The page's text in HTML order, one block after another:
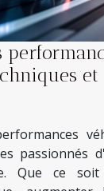
et
passionnés
Que ce